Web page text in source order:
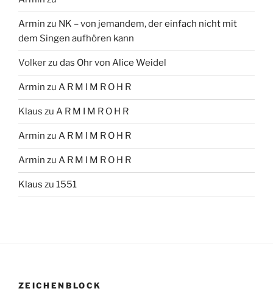
Armin zu NK – von jemandem, der einfach nicht mit
dem Singen aufhören kann
Volkerzu das Ohr von Alice Weidel
Armin zu A R M I M R O H R
Klaus zu A R M I M R O H R
Armin zu A R M I M R O H R
Armin zu A R M I M R O H R
Klaus zu 1551
ZEICHENBLOCK